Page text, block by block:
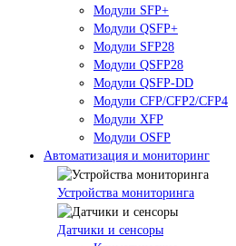
Модули SFP+
Модули QSFP+
Модули SFP28
Модули QSFP28
Модули QSFP-DD
Модули CFP/CFP2/CFP4
Модули XFP
Модули OSFP
Автоматизация и мониторинг
Устройства мониторинга
Датчики и сенсоры